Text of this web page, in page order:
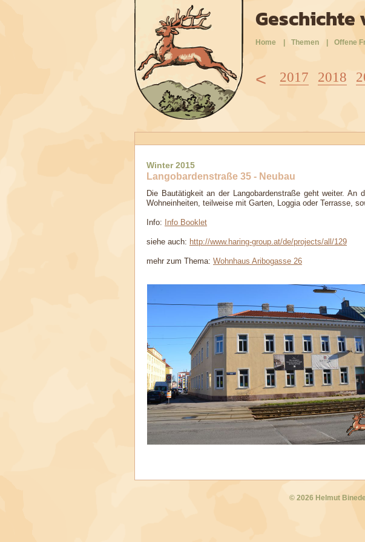
Geschichte
Home Themen Offene
<
2013 2014 2015 2016 2017 2018
Winter 2015
Langobardenstraße 35 - Neubau
Die Bautätigkeit an der Langobardenstraße geht weiter.
Wohneinheiten, teilweise mit Garten, Loggia oder Terrasse,
Info: Info Booklet
siehe auch: http://www.haring-group.at/de/projects/all/129
mehr zum Thema: Wohnhaus Aribogasse 26
© 2026 Helmut